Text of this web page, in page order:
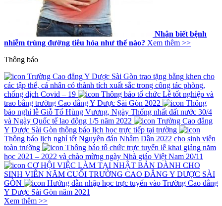
Nhận biết bệnh
nhiễm trùng đường tiêu hóa như thế nào? Xem thêm >>
Thông báo
Trường Cao đẳng Y Dược Sài Gòn trao tặng bằng khen cho
các tập thể, cá nhân có thành tích xuất sắc trong công tác phòng,
chống dịch Covid – 19
Thông báo tổ chức Lễ tốt nghiệp và
trao bằng trường Cao đẳng Y Dược Sài Gòn 2022
Thông
báo nghỉ lễ Giỗ Tổ Hùng Vương, Ngày Thống nhất đất nước 30/4
và Ngày Quốc tế lao động 1/5 năm 2022
Trường Cao đẳng
Y Dược Sài Gòn thông báo lịch học trực tiếp tại trường
Thông báo lịch nghỉ tết Nguyên đán Nhâm Dần 2022 cho sinh viên
toàn trường
Thông báo tổ chức trực tuyến lễ khai giảng năm
học 2021 – 2022 và chào mừng ngày Nhà giáo Việt Nam 20/11
CƠ HỘI VIỆC LÀM TẠI NHẬT BẢN DÀNH CHO
SINH VIÊN NĂM CUỐI TRƯỜNG CAO ĐẲNG Y DƯỢC SÀI
GÒN
Hướng dẫn nhập học trực tuyến vào Trường Cao đẳng
Y Dược Sài Gòn năm 2021
Xem thêm >>